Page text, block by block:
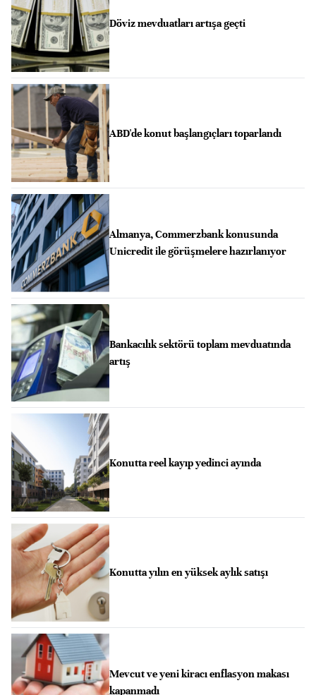
Döviz mevduatları artışa geçti
ABD'de konut başlangıçları toparlandı
Almanya, Commerzbank konusunda
Unicredit ile görüşmelere hazırlanıyor
Bankacılık sektörü toplam mevduatında
artış
Konutta reel kayıp yedinci ayında
Konutta yılın en yüksek aylık satışı
Mevcut ve yeni kiracı enflasyon makası
kapanmadı